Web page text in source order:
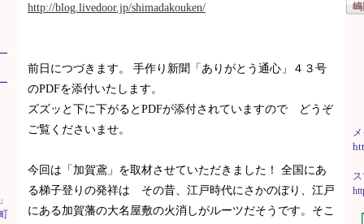
http://blog.livedoor.jp/shimadakouken/
前日につづきます。 手作り新聞「ありがとう通心」４３号
のPDFを添付いたします。
ズズッと下に下がるとPDFが添付されていますので どうぞ
ご覧くださいませ。
今回は「加賀鳶」を取材させていただきました！ 全国にあ
る梯子登りの発祥は その昔、江戸時代にさかのぼり、江戸
にある加賀藩の大名屋敷の火消しがルーツだそうです。そこ